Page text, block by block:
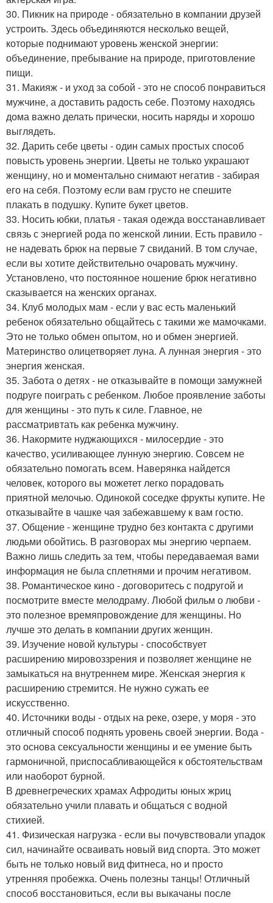
30. Пикник на природе - обязательно в компании друзей
устроить. Здесь объединяются несколько вещей,
которые поднимают уровень женской энергии:
объединение, пребывание на природе, приготовление
пищи.
31. Макияж - и уход за собой - это не способ понравиться
мужчине, а доставить радость себе. Поэтому находясь
дома важно делать прически, носить наряды и хорошо
выглядеть.
32. Дарить себе цветы - один самых простых способ
повысть уровень энергии. Цветы не только украшают
женщину, но и моментально снимают негатив - забирая
его на себя. Поэтому если вам грусто не спешите
плакать в подушку. Купите букет цветов.
33. Носить юбки, платья - такая одежда восстанавливает
связь с энергией рода по женской линии. Есть правило -
не надевать брюк на первые 7 свиданий. В том случае,
если вы хотите действительно очаровать мужчину.
Установлено, что постоянное ношение брюк негативно
сказывается на женских органах.
34. Клуб молодых мам - если у вас есть маленький
ребенок обязательно общайтесь с такими же мамочками.
Это не только обмен опытом, но и обмен энергией.
Материнство олицетворяет луна. А лунная энергия - это
энергия женская.
35. Забота о детях - не отказывайте в помощи замужней
подруге поиграть с ребенком. Любое проявление заботы
для женщины - это путь к силе. Главное, не
рассматривтать как ребенка мужчину.
36. Накормите нуджающихся - милосердие - это
качество, усиливающее лунную энергию. Совсем не
обязательно помогать всем. Наверянка найдется
человек, которого вы можетет легко порадовать
приятной мелочью. Одинокой соседке фрукты купите. Не
отказывайте в чашке чая забежавшему к вам гостю.
37. Общение - женщине трудно без контакта с другими
людьми обойтись. В разговорах мы энергию черпаем.
Важно лишь следить за тем, чтобы передаваемая вами
информация не была сплетнями и прочим негативом.
38. Романтическое кино - договоритесь с подругой и
посмотрите вместе мелодраму. Любой фильм о любви -
это полезное времяпровождение для женщины. Но
лучше это делать в компании других женщин.
39. Изучение новой культуры - способствует
расширению мировоззрения и позволяет женщине не
замыкаться на внутреннем мире. Женская энергия к
расширению стремится. Не нужно сужать ее
искусственно.
40. Источники воды - отдых на реке, озере, у моря - это
отличный способ поднять уровень своей энергии. Вода -
это основа сексуальности женщины и ее умение быть
гармоничной, приспосабливающейся к обстоятельствам
или наоборот бурной.
В древнегреческих храмах Афродиты юных жриц
обязательно учили плавать и общаться с водной
стихией.
41. Физическая нагрузка - если вы почувствовали упадок
сил, начинайте осваивать новый вид спорта. Это может
быть не только новый вид фитнеса, но и просто
утренняя пробежка. Очень полезны танцы! Отличный
способ восстановиться, если вы выкачаны после